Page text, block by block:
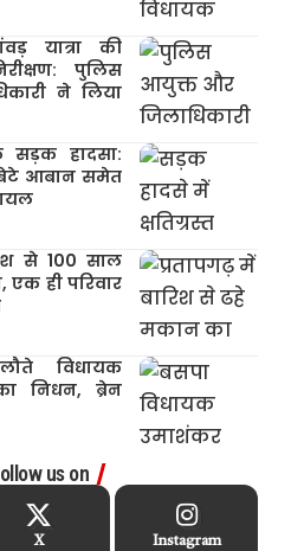
यात्रा की
पुलिस
ने लिया
सड़क हादसा:
आबान समेत
से 100 साल
एक ही परिवार
विधायक
निधन, ब्रेन
us on
X Instagram